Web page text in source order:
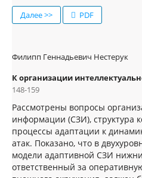
Далее >> PDF
Филипп Геннадьевич Нестерук
К организации
148-159
Рассмотрены вопросы
информации (СЗИ), структура
процессы адаптации к
атак. Показано, что в
модели адаптивной СЗИ
ответственный за